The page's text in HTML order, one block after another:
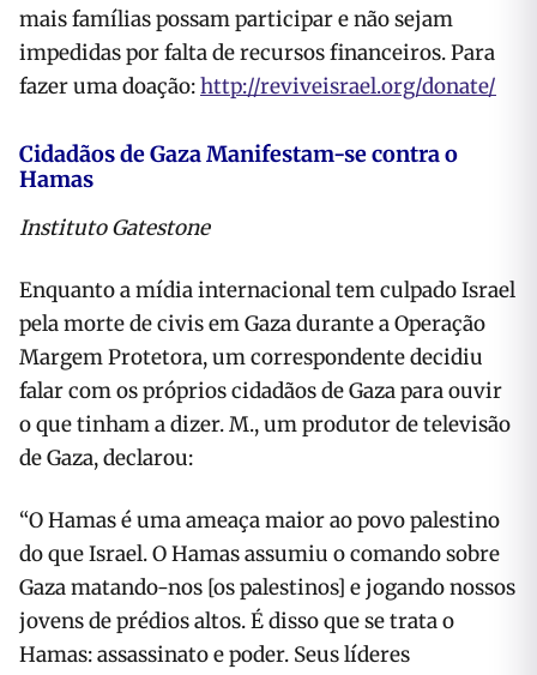
mais famílias possam participar e não sejam
impedidas por falta de recursos financeiros. Para
fazer uma doação:http://reviveisrael.org/donate/
Cidadãos de Gaza Manifestam-se contra o
Hamas
Instituto Gatestone
Enquanto a mídia internacional tem culpado Israel
pela morte de civis em Gaza durante a Operação
Margem Protetora, um correspondente decidiu
falar com os próprios cidadãos de Gaza para ouvir
o que tinham a dizer. M., um produtor de televisão
de Gaza, declarou:
“O Hamas é uma ameaça maior ao povo palestino
do que Israel. O Hamas assumiu o comando sobre
Gaza matando-nos [os palestinos] e jogando nossos
jovens de prédios altos. É disso que se trata o
Hamas: assassinato e poder. Seus líderes